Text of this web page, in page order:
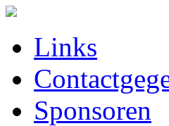
Links
Sponsoren